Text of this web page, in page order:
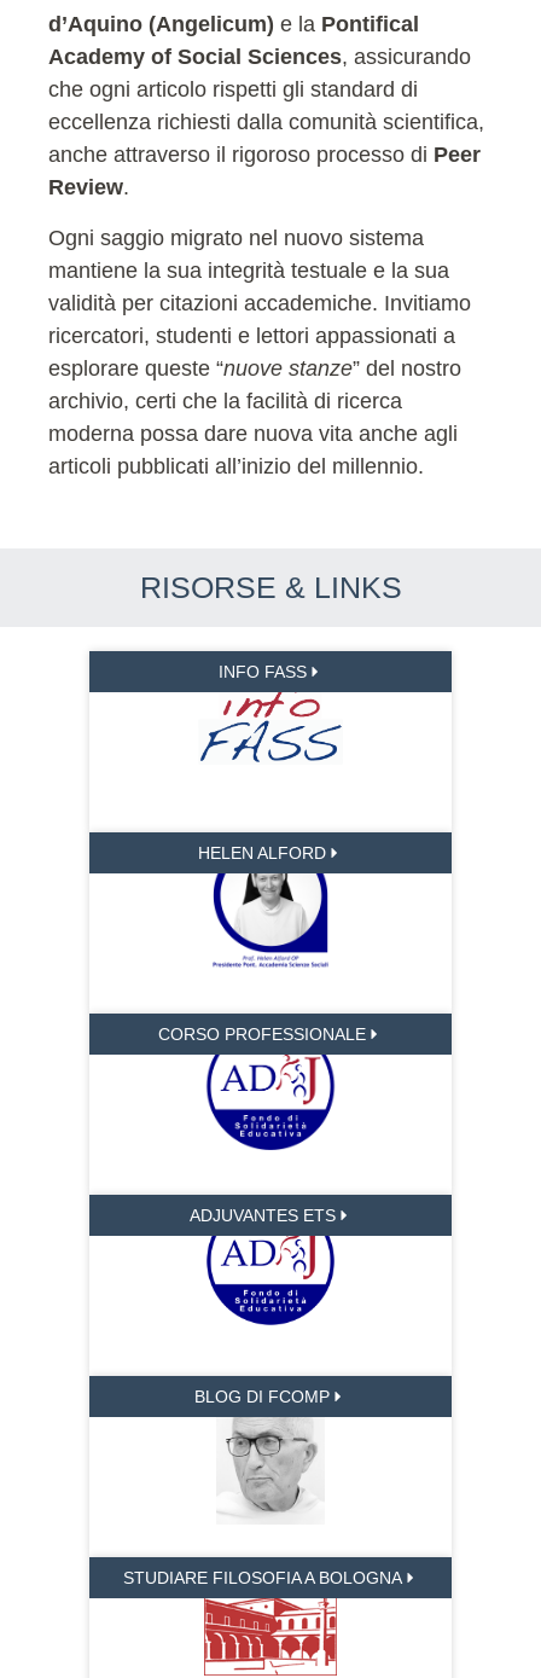
d’Aquino (Angelicum) e la Pontifical
Academy of Social Sciences, assicurando
che ogni articolo rispetti gli standard di
eccellenza richiesti dalla comunità scientifica,
anche attraverso il rigoroso processo di Peer
Review.
Ogni saggio migrato nel nuovo sistema
mantiene la sua integrità testuale e la sua
validità per citazioni accademiche. Invitiamo
ricercatori, studenti e lettori appassionati a
esplorare queste “nuove stanze” del nostro
archivio, certi che la facilità di ricerca
moderna possa dare nuova vita anche agli
articoli pubblicati all’inizio del millennio.
RISORSE & LINKS
INFO FASS
HELEN ALFORD
CORSO PROFESSIONALE
ADJUVANTES ETS
BLOG DI FCOMP
STUDIARE FILOSOFIA A BOLOGNA